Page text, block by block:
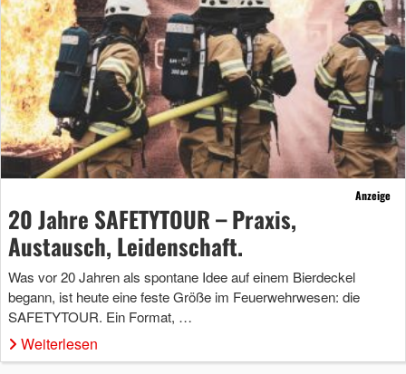
Anzeige
20 Jahre SAFETYTOUR – Praxis,
Austausch, Leidenschaft.
Was vor 20 Jahren als spontane Idee auf einem Bierdeckel
begann, ist heute eine feste Größe im Feuerwehrwesen: die
SAFETYTOUR. Ein Format, …
Weiterlesen